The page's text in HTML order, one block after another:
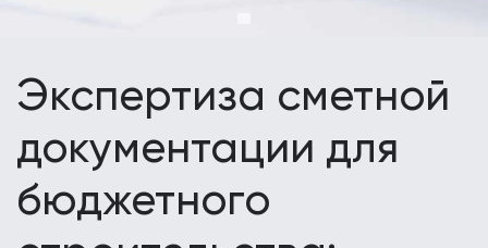
Экспертиза сметной
документации для
бюджетного